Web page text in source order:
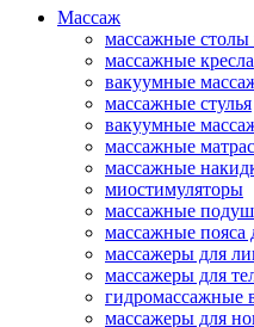
Массаж
массажные
массажные кресла
вакуумные
массажные стулья
вакуумные
массажные
массажные
миостимуляторы
массажные
массажные пояса
массажеры для
массажеры для
гидромассажные
массажеры для